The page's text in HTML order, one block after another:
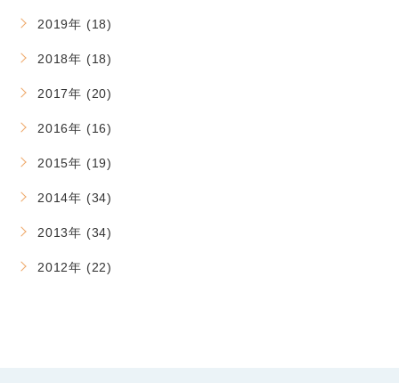
2019年 (18)
2018年 (18)
2017年 (20)
2016年 (16)
2015年 (19)
2014年 (34)
2013年 (34)
2012年 (22)